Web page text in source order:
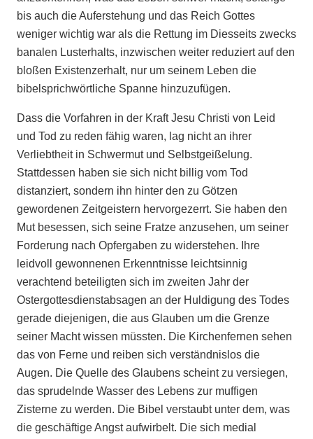
bis auch die Auferstehung und das Reich Gottes
weniger wichtig war als die Rettung im Diesseits zwecks
banalen Lusterhalts, inzwischen weiter reduziert auf den
bloßen Existenzerhalt, nur um seinem Leben die
bibelsprichwörtliche Spanne hinzuzufügen.
Dass die Vorfahren in der Kraft Jesu Christi von Leid
und Tod zu reden fähig waren, lag nicht an ihrer
Verliebtheit in Schwermut und Selbstgeißelung.
Stattdessen haben sie sich nicht billig vom Tod
distanziert, sondern ihn hinter den zu Götzen
gewordenen Zeitgeistern hervorgezerrt. Sie haben den
Mut besessen, sich seine Fratze anzusehen, um seiner
Forderung nach Opfergaben zu widerstehen. Ihre
leidvoll gewonnenen Erkenntnisse leichtsinnig
verachtend beteiligten sich im zweiten Jahr der
Ostergottesdienstabsagen an der Huldigung des Todes
gerade diejenigen, die aus Glauben um die Grenze
seiner Macht wissen müssten. Die Kirchenfernen sehen
das von Ferne und reiben sich verständnislos die
Augen. Die Quelle des Glaubens scheint zu versiegen,
das sprudelnde Wasser des Lebens zur muffigen
Zisterne zu werden. Die Bibel verstaubt unter dem, was
die geschäftige Angst aufwirbelt. Die sich medial